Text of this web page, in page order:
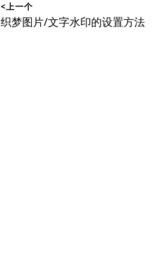
章
<上一个
上
织梦图片/文字水印的设置方法